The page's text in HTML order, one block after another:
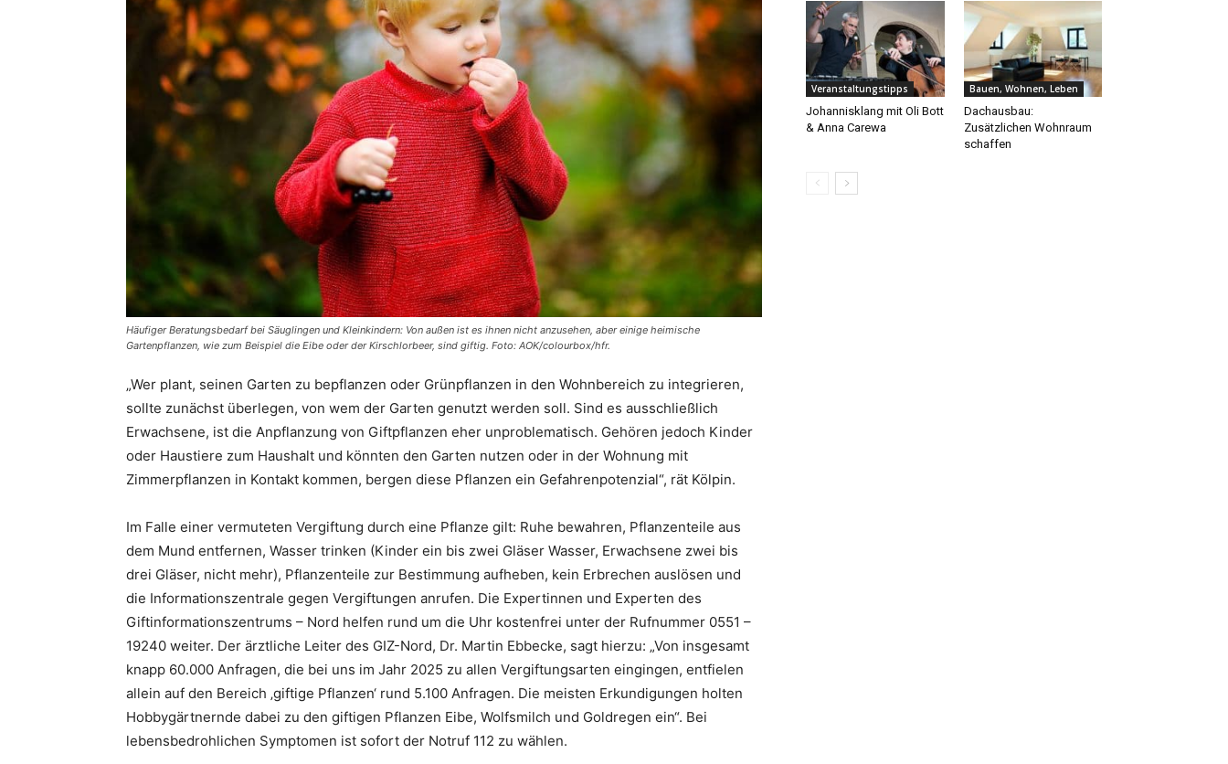
Häufiger Beratungsbedarf bei Säuglingen und Kleinkindern: Von außen ist es ihnen nicht anzusehen, aber einige heimische
Gartenpflanzen, wie zum Beispiel die Eibe oder der Kirschlorbeer, sind giftig. Foto: AOK/colourbox/hfr.
„Wer plant, seinen Garten zu bepflanzen oder Grünpflanzen in den Wohnbereich zu integrieren,
sollte zunächst überlegen, von wem der Garten genutzt werden soll. Sind es ausschließlich
Erwachsene, ist die Anpflanzung von Giftpflanzen eher unproblematisch. Gehören jedoch Kinder
oder Haustiere zum Haushalt und könnten den Garten nutzen oder in der Wohnung mit
Zimmerpflanzen in Kontakt kommen, bergen diese Pflanzen ein Gefahrenpotenzial“, rät Kölpin.
Im Falle einer vermuteten Vergiftung durch eine Pflanze gilt: Ruhe bewahren, Pflanzenteile aus
dem Mund entfernen, Wasser trinken (Kinder ein bis zwei Gläser Wasser, Erwachsene zwei bis
drei Gläser, nicht mehr), Pflanzenteile zur Bestimmung aufheben, kein Erbrechen auslösen und
die Informationszentrale gegen Vergiftungen anrufen. Die Expertinnen und Experten des
Giftinformationszentrums – Nord helfen rund um die Uhr kostenfrei unter der Rufnummer 0551 –
19240 weiter. Der ärztliche Leiter des GIZ-Nord, Dr. Martin Ebbecke, sagt hierzu: „Von insgesamt
knapp 60.000 Anfragen, die bei uns im Jahr 2025 zu allen Vergiftungsarten eingingen, entfielen
allein auf den Bereich ‚giftige Pflanzen‘ rund 5.100 Anfragen. Die meisten Erkundigungen holten
Hobbygärtnernde dabei zu den giftigen Pflanzen Eibe, Wolfsmilch und Goldregen ein“. Bei
lebensbedrohlichen Symptomen ist sofort der Notruf 112 zu wählen.
Veranstaltungstipps
Johannisklang mit Oli Bott
& Anna Carewa
Bauen, Wohnen, Leben
Dachausbau:
Zusätzlichen Wohnraum
schaffen